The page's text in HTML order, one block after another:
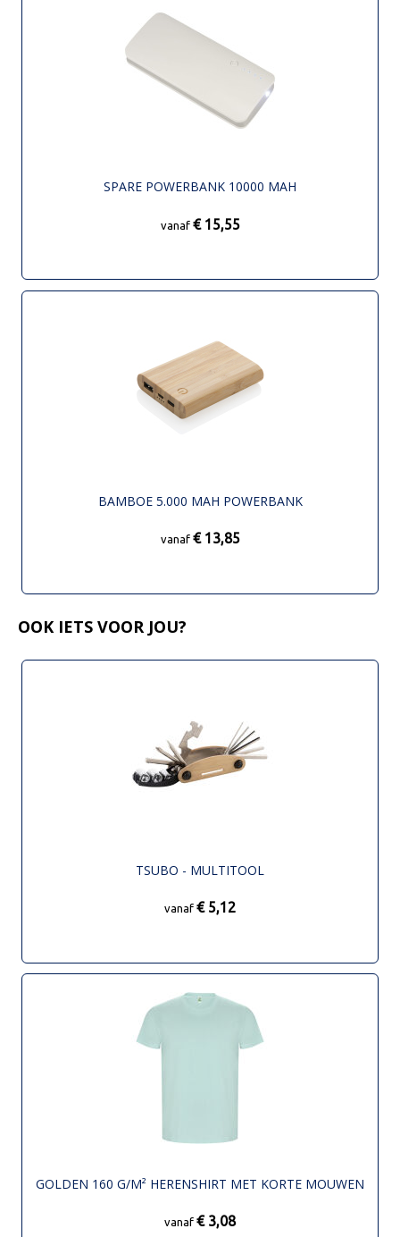
SPARE POWERBANK 10000 MAH
vanaf € 15,55
BAMBOE 5.000 MAH POWERBANK
vanaf € 13,85
OOK IETS VOOR JOU?
TSUBO - MULTITOOL
vanaf € 5,12
GOLDEN 160 G/M² HERENSHIRT MET KORTE MOUWEN
vanaf € 3,08